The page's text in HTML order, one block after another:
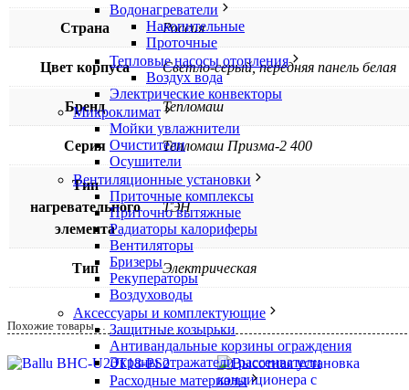
Водонагреватели
Накопительные
Проточные
Тепловые насосы отопления
Воздух вода
Электрические конвекторы
Микроклимат
Мойки увлажнители
Очистители
Осушители
Вентиляционные установки
Приточные комплексы
Приточно вытяжные
Радиаторы калориферы
Вентиляторы
Бризеры
Рекуператоры
Воздуховоды
Аксессуары и комплектующие
Защитные козырьки
Антивандальные корзины ограждения
Экраны отражатели рассеиватели
Расходные материалы
Страна Россия
Цвет корпуса Светло-серый, передняя панель белая
Бренд Тепломаш
Серия Тепломаш Призма-2 400
Тип
нагревательного
элемента
ТЭН
Тип Электрическая
Похожие товары…